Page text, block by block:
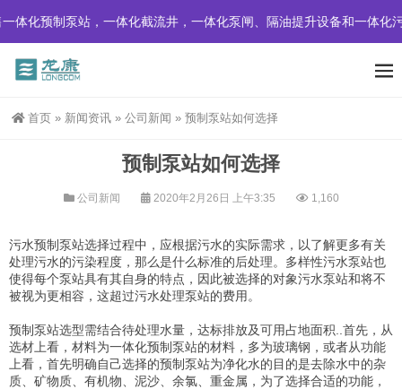
体化预制泵站，一体化截流井，一体化泵闸、隔油提升设备和一体化
首页 » 新闻资讯 » 公司新闻 » 预制泵站如何选择
预制泵站如何选择
公司新闻 2020年2月26日 上午3:35 1,160
污水预制泵站选择过程中，应根据污水的实际需求，以了解更多有关
处理污水的污染程度，那么是什么标准的后处理。多样性污水泵站也
使得每个泵站具有其自身的特点，因此被选择的对象污水泵站和将不
被视为更相容，这超过污水处理泵站的费用。
预制泵站选型需结合待处理水量，达标排放及可用占地面积..首先，从
选材上看，材料为一体化预制泵站的材料，多为玻璃钢，或者从功能
上看，首先明确自己选择的预制泵站为净化水的目的是去除水中的杂
质、 矿物质 有机物、 泥沙、 余氯、 重金属 ，为了选择合适的功能，